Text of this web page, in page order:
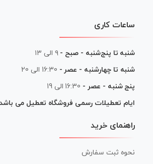
ساعات کاری
شنبه تا پنج‌شنبه - صبح - ۹ الی ۱۳
شنبه تا چهارشنبه - عصر - 16:30 الی 20
پنج شنبه - عصر - 16:30 الی 19
ایام تعطیلات رسمی فروشگاه تعطیل می باشد
راهنمای خرید
نحوه ثبت سفارش